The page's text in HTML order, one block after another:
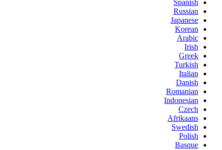
Spanish
Russian
Japanese
Korean
Arabic
Irish
Greek
Turkish
Italian
Danish
Romanian
Indonesian
Czech
Afrikaans
Swedish
Polish
Basque